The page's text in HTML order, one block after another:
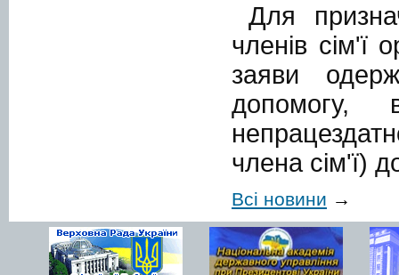
Для
членів сім'ї
заяви
допомогу,
члена сім'ї)
Всі новини →